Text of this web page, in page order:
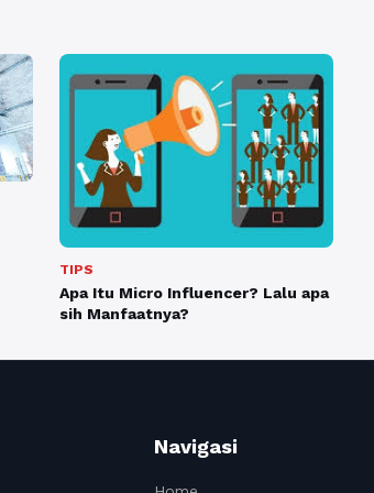
TIPS
Apa Itu Micro Influencer? Lalu apa
sih Manfaatnya?
Navigasi